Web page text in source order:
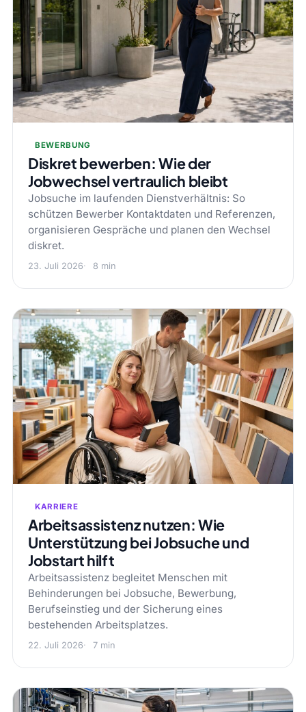
BEWERBUNG
Diskret bewerben: Wie der
Jobwechsel vertraulich bleibt
Jobsuche im laufenden Dienstverhältnis: So
schützen Bewerber Kontaktdaten und Referenzen,
organisieren Gespräche und planen den Wechsel
diskret.
23. Juli 2026 8 min
KARRIERE
Arbeitsassistenz nutzen: Wie
Unterstützung bei Jobsuche und
Jobstart hilft
Arbeitsassistenz begleitet Menschen mit
Behinderungen bei Jobsuche, Bewerbung,
Berufseinstieg und der Sicherung eines
bestehenden Arbeitsplatzes.
22. Juli 2026 7 min